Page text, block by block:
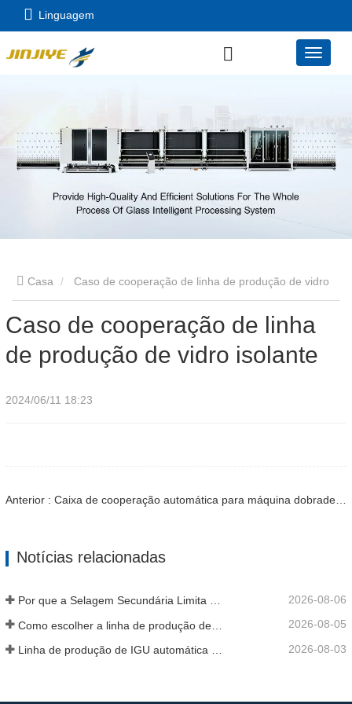
Linguagem
Casa
isolante
Caso de cooperação de linha
de produção de vidro isolante
2024/06/11 18:23
Notícias relacionadas
Por que a Selagem Secundária Limita a Produção de IGU 2026-08-06
2026-08-05
2026-08-03